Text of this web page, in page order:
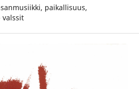
paikallisuus,
valssit